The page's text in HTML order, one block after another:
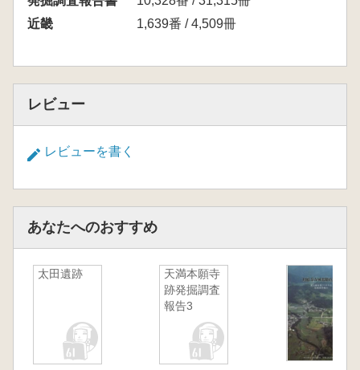
近畿
1,639番 / 4,509冊
レビュー
レビューを書く
あなたへのおすすめ
太田遺跡
天満本願寺
跡発掘調査
報告3